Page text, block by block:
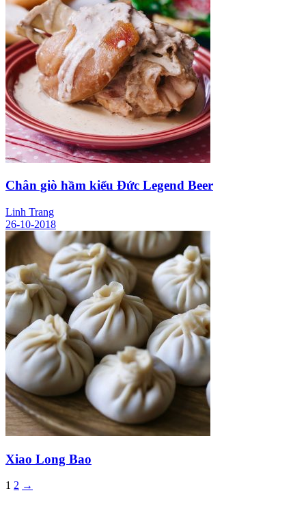
Chân giò hầm kiểu Đức Legend Beer
Linh Trang
26-10-2018
Xiao Long Bao
1 2 →